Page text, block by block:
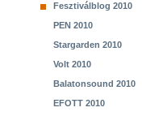
Fesztiválblog 2010
PEN 2010
Stargarden 2010
Volt 2010
Balatonsound 2010
EFOTT 2010